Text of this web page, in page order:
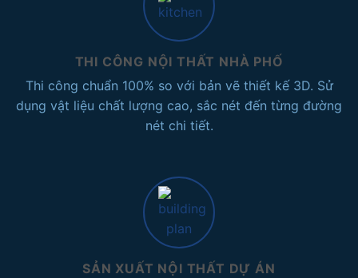
THI CÔNG NỘI THẤT NHÀ PHỐ
Thi công chuẩn 100% so với bản vẽ thiết kế 3D. Sử
dụng vật liệu chất lượng cao, sắc nét đến từng đường
nét chi tiết.
SẢN XUẤT NỘI THẤT DỰ ÁN